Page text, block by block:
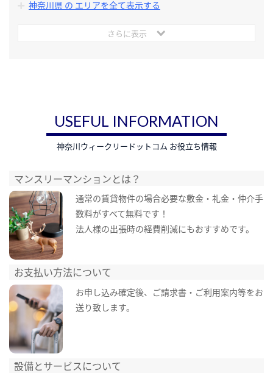
神奈川県 の エリアを全て表示する
さらに表示
USEFUL INFORMATION
神奈川ウィークリードットコム お役立ち情報
マンスリーマンションとは？
通常の賃貸物件の場合必要な敷金・礼金・仲介手
数料がすべて無料です！
法人様の出張時の経費削減にもおすすめです。
お支払い方法について
お申し込み確定後、ご請求書・ご利用案内等をお
送り致します。
設備とサービスについて